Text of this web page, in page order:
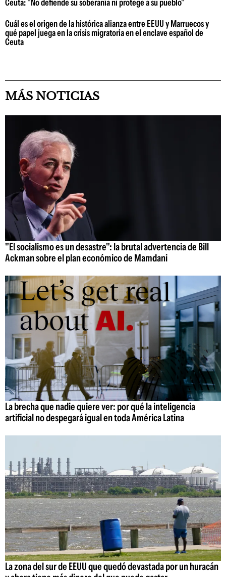
Ceuta: "No defiende su soberanía ni protege a su pueblo"
Cuál es el origen de la histórica alianza entre EEUU y Marruecos y
qué papel juega en la crisis migratoria en el enclave español de
Ceuta
MÁS NOTICIAS
"El socialismo es un desastre": la brutal advertencia de Bill
Ackman sobre el plan económico de Mamdani
La brecha que nadie quiere ver: por qué la inteligencia
artificial no despegará igual en toda América Latina
La zona del sur de EEUU que quedó devastada por un huracán